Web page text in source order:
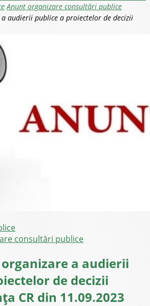
Anunț organizare consultări publice
audierii publice a proiectelor de decizii
consultări publice
a audierii
de decizii
CR din 11.09.2023